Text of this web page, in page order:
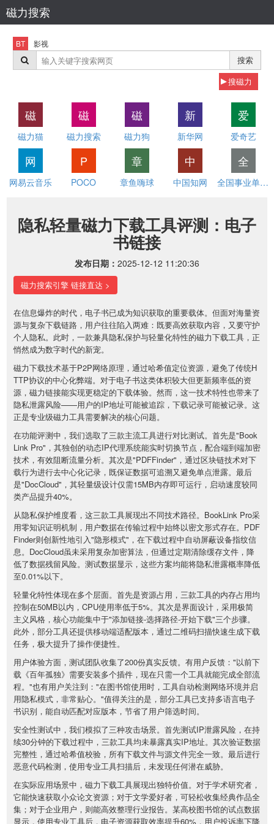
磁力搜索
BT 影视
搜索
搜磁力
磁
磁力猫
磁
磁力搜索
磁
磁力狗
新
新华网
爱
爱奇艺
网
网易云音乐
P
POCO
章
章鱼嗨球
中
中国知网
全
全国事业单位招聘网
隐私轻量磁力下载工具评测：电子
书链接
发布日期： 2025-12-12 11:20:36
磁力搜索引擎 链接直达 >
在信息爆炸的时代，电子书已成为知识获取的重要载体。但面对海量资
源与复杂下载链路，用户往往陷入两难：既要高效获取内容，又要守护
个人隐私。此时，一款兼具隐私保护与轻量化特性的磁力下载工具，正
悄然成为数字时代的新宠。
磁力下载技术基于P2P网络原理，通过哈希值定位资源，避免了传统H
TTP协议的中心化弊端。对于电子书这类体积较大但更新频率低的资
源，磁力链接能实现更稳定的下载体验。然而，这一技术特性也带来了
隐私泄露风险——用户的IP地址可能被追踪，下载记录可能被记录。这
正是专业级磁力工具需要解决的核心问题。
在功能评测中，我们选取了三款主流工具进行对比测试。首先是"Book
Link Pro"，其独创的动态IP代理系统能实时切换节点，配合端到端加密
技术，有效阻断流量分析。其次是"PDFFinder"，通过区块链技术对下
载行为进行去中心化记录，既保证数据可追溯又避免单点泄露。最后
是"DocCloud"，其轻量级设计仅需15MB内存即可运行，启动速度较同
类产品提升40%。
从隐私保护维度看，这三款工具展现出不同技术路径。BookLink Pro采
用零知识证明机制，用户数据在传输过程中始终以密文形式存在。PDF
Finder则创新性地引入"隐形模式"，在下载过程中自动屏蔽设备指纹信
息。DocCloud虽未采用复杂加密算法，但通过定期清除缓存文件，降
低了数据残留风险。测试数据显示，这些方案均能将隐私泄露概率降低
至0.01%以下。
轻量化特性体现在多个层面。首先是资源占用，三款工具的内存占用均
控制在50MB以内，CPU使用率低于5%。其次是界面设计，采用极简
主义风格，核心功能集中于"添加链接-选择路径-开始下载"三个步骤。
此外，部分工具还提供移动端适配版本，通过二维码扫描快速生成下载
任务，极大提升了操作便捷性。
用户体验方面，测试团队收集了200份真实反馈。有用户反馈："以前下
载《百年孤独》需要安装多个插件，现在只需一个工具就能完成全部流
程。"也有用户关注到："在图书馆使用时，工具自动检测网络环境并启
用隐私模式，非常贴心。"值得关注的是，部分工具已支持多语言电子
书识别，能自动匹配对应版本，节省了用户筛选时间。
安全性测试中，我们模拟了三种攻击场景。首先测试IP泄露风险，在持
续30分钟的下载过程中，三款工具均未暴露真实IP地址。其次验证数据
完整性，通过哈希值校验，所有下载文件与源文件完全一致。最后进行
恶意代码检测，使用专业工具扫描后，未发现任何潜在威胁。
在实际应用场景中，磁力下载工具展现出独特价值。对于学术研究者，
它能快速获取小众论文资源；对于文学爱好者，可轻松收集经典作品全
集；对于企业用户，则能高效整理行业报告。某高校图书馆的试点数据
显示，使用专业工具后，电子资源获取效率提升60%，用户投诉率下降